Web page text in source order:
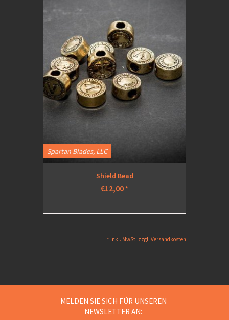
Spartan Blades, LLC
Shield Bead
€12,00*
* Inkl. MwSt. zzgl. Versandkosten
MELDEN SIE SICH FÜR UNSEREN
NEWSLETTER AN: